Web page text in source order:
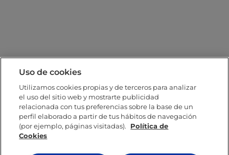
Uso de cookies
Utilizamos cookies propias y de terceros para analizar
el uso del sitio web y mostrarte publicidad
relacionada con tus preferencias sobre la base de un
perfil elaborado a partir de tus hábitos de navegación
(por ejemplo, páginas visitadas).
Política de
Cookies